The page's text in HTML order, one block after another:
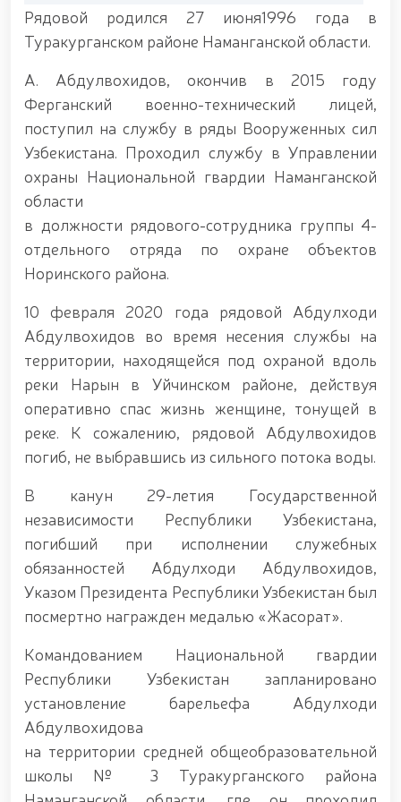
Наследие предков – источник национальной
гордости и патриотизма. //Генерал-полковник Б.
Ташматов ознакомился с деятельностью
«Темурбеклар мактаби». // Командующий
Национальной гвардией, генерал-полковник Б.
Ташматов, побывал с рабочим визитом в
Сырдарьинской и Джизакской областях. //
Состоялась республиканская военно-научно-
практическая конференция на тему «Перспективы
развития науки и педагогических технологий в
системе военного образования». // Командующий
Национальной гвардией генерал-полковник Б.
Ташматов провёл первые адресные мероприятия в
Юнусабадском районе. // В Самаркандской и
Бухарской областях реализованы конкретные
обеспечению надёжной охраны общественного
порядка. // Приоритетные задачи в сфере
государственной молодёжной политики остаются
в центре постоянного внимания. // Генерал-
полковник Б. Ташматов избран председателем
Федерации рукопашного боя правоохранительных
органов Узбекистана. // Продолжается работа по
укреплению боевого потенциала личного состава
Национальной гвардии, повышению уровня
совершенствованию системы в соответствии с
современными требованиями. // Сотрудники,
посвятившие себя службе, были торжественно и с
почётом проведены на заслуженную пенсию //
Литературно-художественное мероприятие на
тему «Kitobxon harbiy oilalar» / / Мероприятия в
рамках месячника патриотизма / / В Ташкенте
задержан разыскиваемый за совершение
«Жасорат» / / В Национальной гвардии прошло
торжественное мероприятие, посвящённое 34-й
годовщине образования Вооружённых Сил и 14
января — Дню защитников Родины / /
Праздничное поздравление по случаю 34-й
годовщины образования Вооружённых Сил
Республики Узбекистан и Дня защитников Родины
/ / В связи с 34-й годовщиной образования
Рядовой родился 27 июня1996 года в
Туракурганском районе Наманганской области.
А. Абдулвохидов, окончив в 2015 году
Ферганский военно-технический лицей,
поступил на службу в ряды Вооруженных сил
Узбекистана. Проходил службу в Управлении
охраны Национальной гвардии Наманганской
области
в должности рядового-сотрудника группы 4-
отдельного отряда по охране объектов
Норинского района.
10 февраля 2020 года рядовой Абдулходи
Абдулвохидов во время несения службы на
территории, находящейся под охраной вдоль
реки Нарын в Уйчинском районе, действуя
оперативно спас жизнь женщине, тонущей в
реке. К сожалению, рядовой Абдулвохидов
погиб, не выбравшись из сильного потока воды.
В канун 29-летия Государственной
независимости Республики Узбекистана,
погибший при исполнении служебных
обязанностей Абдулходи Абдулвохидов,
Указом Президента Республики Узбекистан был
посмертно награжден медалью «Жасорат».
Командованием Национальной гвардии
Республики Узбекистан запланировано
установление барельефа Абдулходи
Абдулвохидова
на территории средней общеобразовательной
школы № 3 Туракурганского района